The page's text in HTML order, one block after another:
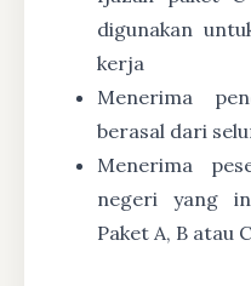
digunakan
kerja
Menerima
berasal dari
Menerima
negeri yang
Paket A, B atau C